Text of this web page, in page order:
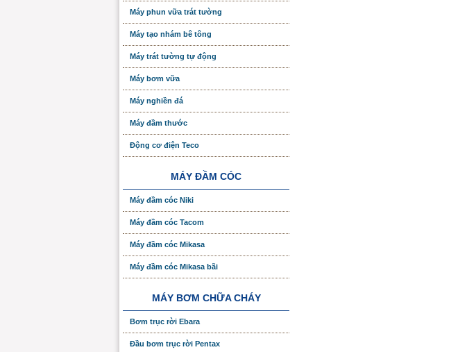
Máy phun vữa trát tường
Máy tạo nhám bê tông
Máy trát tường tự động
Máy bơm vữa
Máy nghiền đá
Máy đầm thước
Động cơ điện Teco
MÁY ĐẦM CÓC
Máy đầm cóc Niki
Máy đầm cóc Tacom
Máy đầm cóc Mikasa
Máy đầm cóc Mikasa bãi
MÁY BƠM CHỮA CHÁY
Bơm trục rời Ebara
Đầu bơm trục rời Pentax